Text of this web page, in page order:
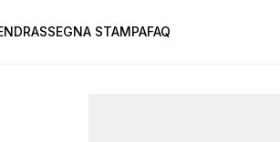
RASSEGNA STAMPAFAQ